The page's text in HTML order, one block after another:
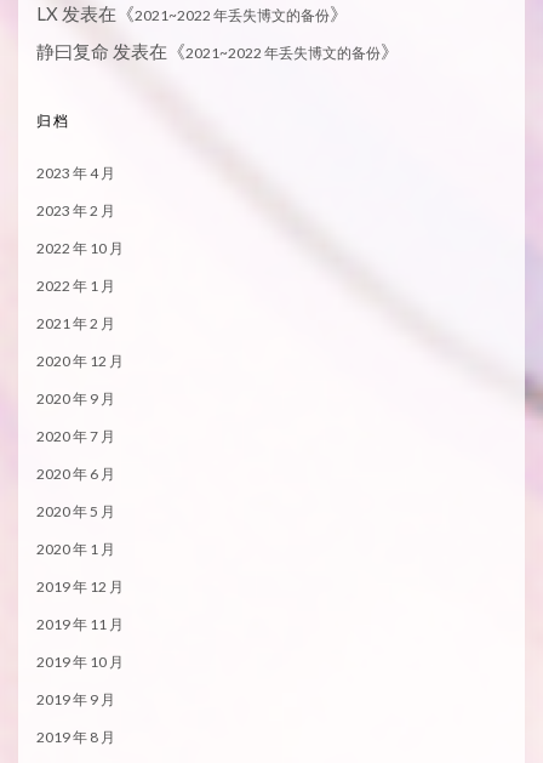
LX 发表在《2021~2022 年丢失博文的备份》
静曰复命 发表在《2021~2022 年丢失博文的备份》
归档
2023 年 4 月
2023 年 2 月
2022 年 10 月
2022 年 1 月
2021 年 2 月
2020 年 12 月
2020 年 9 月
2020 年 7 月
2020 年 6 月
2020 年 5 月
2020 年 1 月
2019 年 12 月
2019 年 11 月
2019 年 10 月
2019 年 9 月
2019 年 8 月